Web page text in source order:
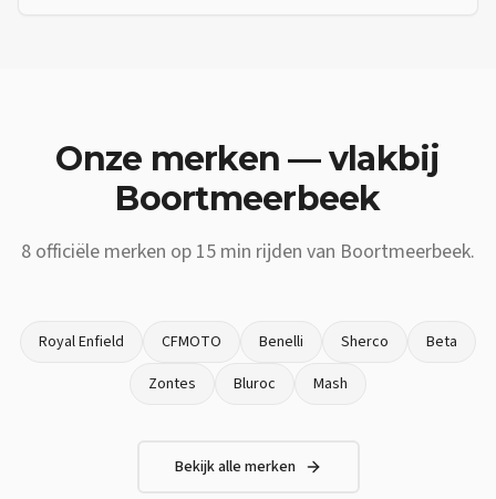
Onze merken — vlakbij
Boortmeerbeek
8 officiële merken op 15 min rijden van Boortmeerbeek.
Royal Enfield CFMOTO Benelli Sherco
Beta
Zontes
Bluroc Mash
Bekijk alle merken